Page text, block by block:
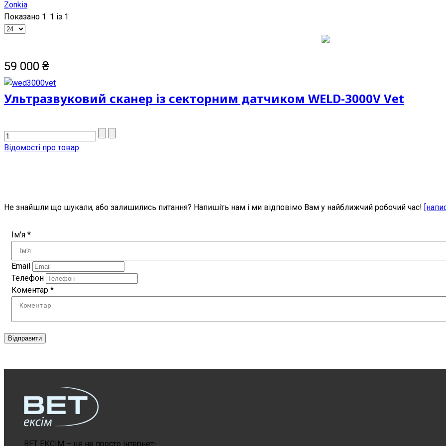
Zonkia
Показано 1. 1 із 1
59 000 ₴
Ультразвуковий сканер із секторним датчиком WELD-3000V Vet
Відомості про товар
Не знайшли що шукали, або залишились питання? Напишіть нам і ми відповімо Вам у найближчий робочий час!
Ім'я *
Email
Телефон
Коментар *
Відправити
ВЕТ ЕКСІМ – це не просто інтернет-